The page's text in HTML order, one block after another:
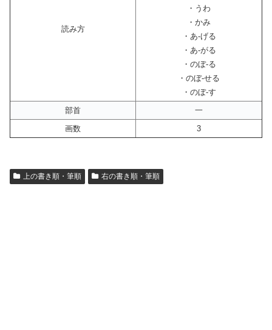
読み方
・うわ
・かみ
・あ-げる
・あ-がる
・のぼ-る
・のぼ-せる
・のぼ-す
部首
一
画数
3
上の書き順・筆順 右の書き順・筆順